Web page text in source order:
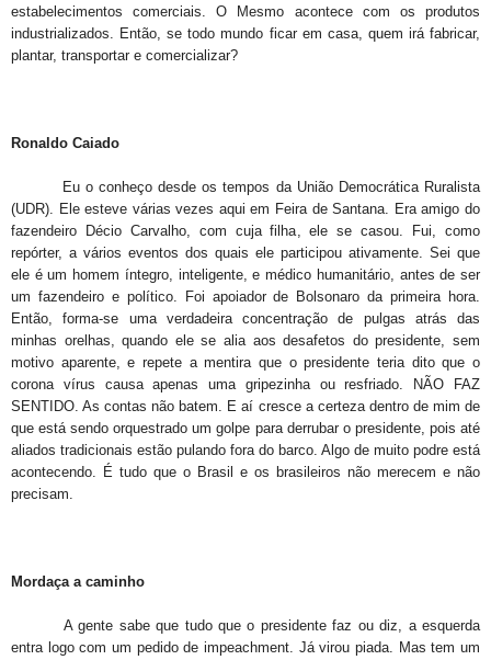
estabelecimentos comerciais. O Mesmo acontece com os produtos
industrializados. Então, se todo mundo ficar em casa, quem irá fabricar,
plantar, transportar e comercializar?
Ronaldo Caiado
Eu o conheço desde os tempos da União Democrática Ruralista
(UDR). Ele esteve várias vezes aqui em Feira de Santana. Era amigo do
fazendeiro Décio Carvalho, com cuja filha, ele se casou. Fui, como
repórter, a vários eventos dos quais ele participou ativamente. Sei que
ele é um homem íntegro, inteligente, e médico humanitário, antes de ser
um fazendeiro e político. Foi apoiador de Bolsonaro da primeira hora.
Então, forma-se uma verdadeira concentração de pulgas atrás das
minhas orelhas, quando ele se alia aos desafetos do presidente, sem
motivo aparente, e repete a mentira que o presidente teria dito que o
corona vírus causa apenas uma gripezinha ou resfriado. NÃO FAZ
SENTIDO. As contas não batem. E aí cresce a certeza dentro de mim de
que está sendo orquestrado um golpe para derrubar o presidente, pois até
aliados tradicionais estão pulando fora do barco. Algo de muito podre está
acontecendo. É tudo que o Brasil e os brasileiros não merecem e não
precisam.
Mordaça a caminho
A gente sabe que tudo que o presidente faz ou diz, a esquerda
entra logo com um pedido de impeachment. Já virou piada. Mas tem um